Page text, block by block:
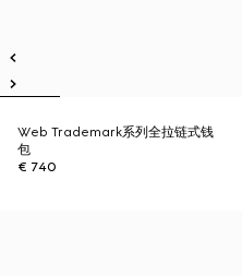
Web Trademark系列全拉链式钱
包
€ 740